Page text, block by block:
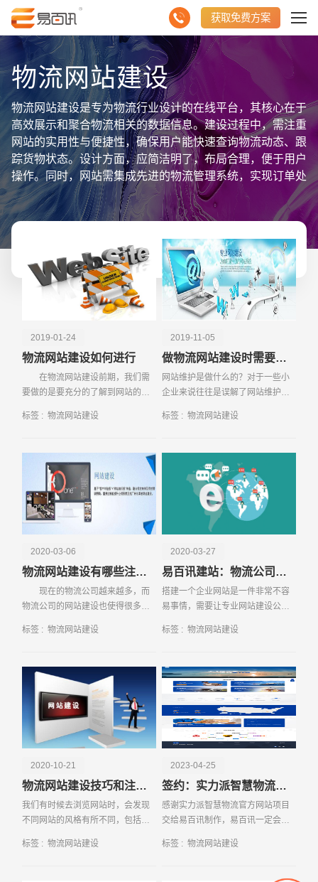
获取免费方案
物流网站建设
物流网站建设是专为物流行业设计的在线平台，其核心在于
高效展示和聚合物流相关的数据信息。建设过程中，需注重
网站的实用性与便捷性，确保用户能快速查询物流动态、跟
踪货物状态。设计方面，应简洁明了，布局合理，便于用户
操作。同时，网站需集成先进的物流管理系统，实现订单处
理、仓储管理、运输调度等功能的自动化与智能化。通过实
时更新物流信息，网站能够聚合展示货物运输的全链条数
据，为客户提供透明化的物流服务体验。此外，注重SEO
优化与移动适配，提高网站在搜索引擎中的排名，确保不同
设备上的良好访问体验。综上所述，物流网站建设是物流企
业数字化转型的重要一环，对于提升服务效率、增强客户黏
性具有重要意义。
2019-01-24
物流网站建设如何进行
在物流网站建设前期，我们需
要做的是要充分的了解到网站的服
常重要的，下面小编就来为大家具
标签 : 物流网站建设
2019-11-05
做物流网站建设时需要注意的事项有哪些
网站维护是做什么的？对于一些小
企业来说往往是误解了网站维护的
专职来进行网站内容的更新，每天
了。实际上，网站维护的
标签 : 物流网站建设
2020-03-06
物流网站建设有哪些注意事项
现在的物流公司越来越多，而
物流公司的网站建设也使得很多物
且还特别快速的捕捉到了商机，可
标签 : 物流网站建设
2020-03-27
易百讯建站：物流公司网站怎么建设
搭建一个企业网站是一件非常不容
易事情，需要让专业网站建设公司
网站能够安稳运营，还需要做好网
护人员，导致网站在运
标签 : 物流网站建设
2020-10-21
物流网站建设技巧和注意事项有哪些
我们有时候去浏览网站时，会发现
不同网站的风格有所不同，包括网
符合品牌形象，有些则是违背了该
标签 : 物流网站建设
2023-04-25
签约：实力派智慧物流官方网站由易百讯设计制作
感谢实力派智慧物流官方网站项目
交给易百讯制作，易百讯一定会细
给甲方；实力派海外仓，由美国总
标签 : 物流网站建设
电话